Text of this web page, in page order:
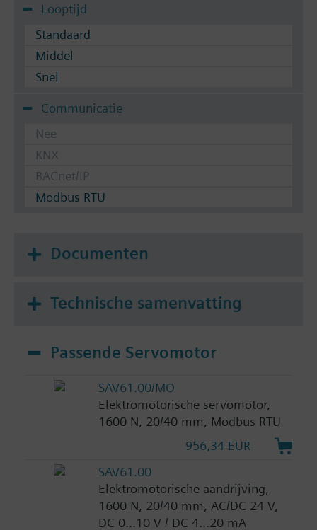
Looptijd
Standaard
Middel
Snel
Communicatie
Nee
KNX
BACnet/IP
Modbus RTU
Documenten
Technische samenvatting
Passende Servomotor
SAV61.00/MO
Elektromotorische servomotor,
1600 N, 20/40 mm, Modbus RTU
956,34 EUR
SAV61.00
Elektromotorische aandrijving,
1600 N, 20/40 mm, AC/DC 24 V,
DC 0...10 V / DC 4...20 mA